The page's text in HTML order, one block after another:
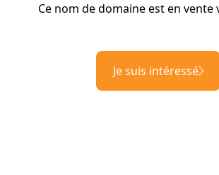
Ce nom de domaine est en vente
Je suis intéressé